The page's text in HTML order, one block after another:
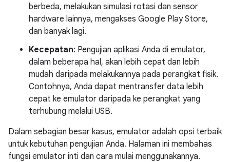
berbeda, melakukan simulasi rotasi dan sensor
hardware lainnya, mengakses Google Play Store,
dan banyak lagi.
Kecepatan: Pengujian aplikasi Anda di emulator,
dalam beberapa hal, akan lebih cepat dan lebih
mudah daripada melakukannya pada perangkat fisik.
Contohnya, Anda dapat mentransfer data lebih
cepat ke emulator daripada ke perangkat yang
terhubung melalui USB.
Dalam sebagian besar kasus, emulator adalah opsi terbaik
untuk kebutuhan pengujian Anda. Halaman ini membahas
fungsi emulator inti dan cara mulai menggunakannya.